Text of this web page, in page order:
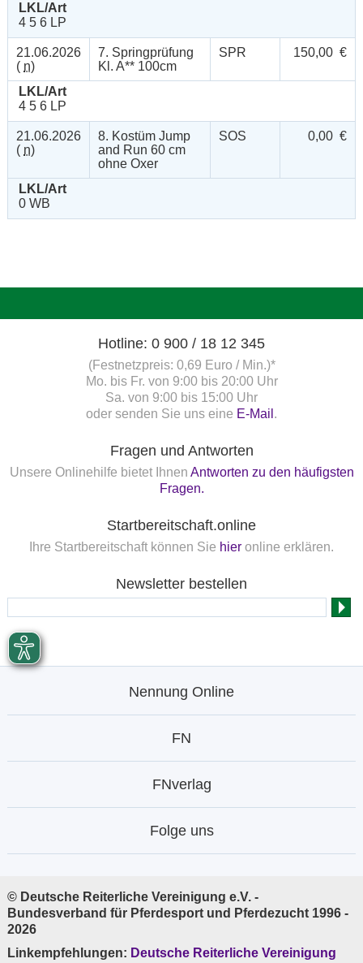
LKL/Art
4 5 6 LP
21.06.2026
( n)
7. Springprüfung
Kl. A** 100cm
SPR 150,00 €
LKL/Art
4 5 6 LP
21.06.2026
( n)
8. Kostüm Jump
and Run 60 cm
ohne Oxer
SOS 0,00 €
LKL/Art
0 WB
Hotline: 0 900 / 18 12 345
(Festnetzpreis: 0,69 Euro / Min.)*
Mo. bis Fr. von 9:00 bis 20:00 Uhr
Sa. von 9:00 bis 15:00 Uhr
oder senden Sie uns eine E-Mail .
Fragen und Antworten
Unsere Onlinehilfe bietet Ihnen Antworten zu den häufigsten
Fragen.
Startbereitschaft.online
Ihre Startbereitschaft können Sie hier online erklären.
Newsletter bestellen
Nennung Online
FN
FNverlag
Folge uns
© Deutsche Reiterliche Vereinigung e.V. -
Bundesverband für Pferdesport und Pferdezucht 1996 -
2026
Linkempfehlungen: Deutsche Reiterliche Vereinigung